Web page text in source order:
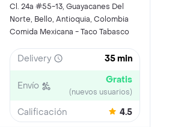
Cl. 24a #55-13, Guayacanes Del
Norte, Bello, Antioquia, Colombia
Comida Mexicana - Taco Tabasco
Delivery 35 min
Envío Gratis
(nuevos usuarios)
Calificación 4.5